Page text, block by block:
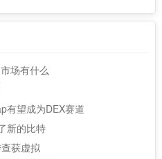
场有什么
有望成为DEX赛道
新的比特
获虚拟